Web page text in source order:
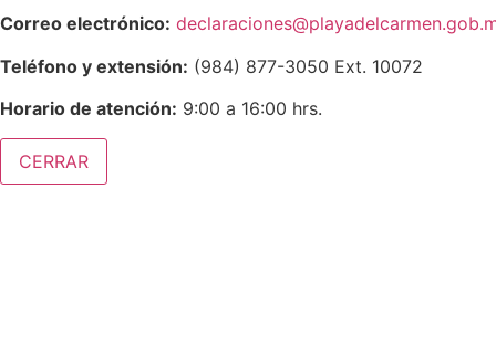
Correo electrónico:
Teléfono y extensión: (984) 877-3050 Ext. 10072
Horario de atención: 9:00 a 16:00 hrs.
CERRAR